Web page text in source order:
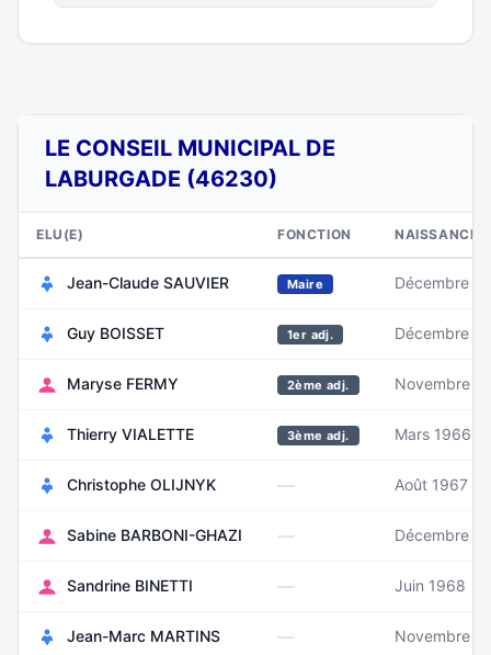
LE CONSEIL MUNICIPAL DE
LABURGADE (46230)
ELU(E) FONCTION NAISSANCE
Jean-Claude SAUVIER Maire Décembre
Guy BOISSET 1er adj. Décembre
Maryse FERMY 2ème adj. Novembre
Thierry VIALETTE 3ème adj. Mars 1966
Christophe OLIJNYK — Août 1967
Sabine BARBONI-GHAZI — Décembre
Sandrine BINETTI — Juin 1968
Jean-Marc MARTINS — Novembre